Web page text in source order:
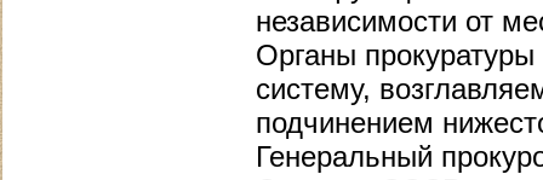
независимости от
Органы
систему,
подчинением
Генеральный